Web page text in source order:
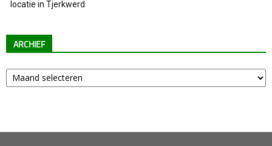
locatie in Tjerkwerd
ARCHIEF
Archief